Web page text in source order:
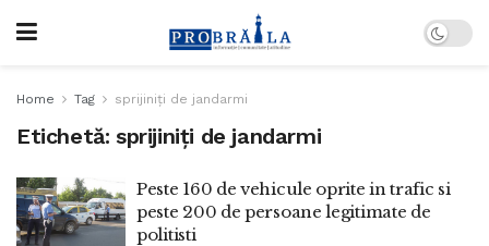
Home Tag sprijiniţi de jandarmi
Etichetă: sprijiniţi de jandarmi
Peste 160 de vehicule oprite in trafic si
peste 200 de persoane legitimate de
politisti